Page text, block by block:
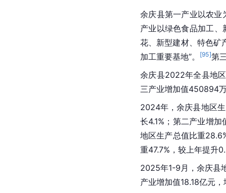
余庆县第一产业以农业
产业以绿色食品加工、
花、新型建材、特色矿
加工重要基地”。
[95]第
余庆县2022年全县地
三产业增加值450894
2024年，余庆县地区
长4.1%；第二产业增
地区生产总值比重
重47.7%，较上年提升
2025年1-9月，余庆县
产业增加值18.18亿元